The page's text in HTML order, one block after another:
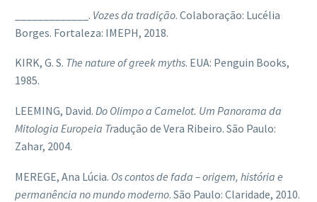
_____________. Vozes da tradição. Colaboração: Lucélia
Borges. Fortaleza: IMEPH, 2018.
KIRK, G. S. The nature of greek myths. EUA: Penguin Books,
1985.
LEEMING, David. Do Olimpo a Camelot. Um Panorama da
Mitologia Europeia Tradução de Vera Ribeiro. São Paulo:
Zahar, 2004.
MEREGE, Ana Lúcia. Os contos de fada – origem, história e
permanência no mundo moderno. São Paulo: Claridade, 2010.